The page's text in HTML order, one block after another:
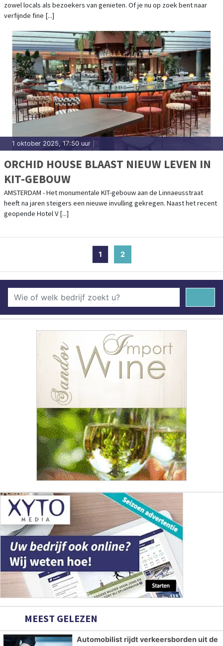
zowel locals als bezoekers van genieten. Of je nu op zoek bent naar
verfijnde fine [...]
1 oktober 2025, 17:50 uur
ORCHID HOUSE BLAAST NIEUW LEVEN IN
KIT-GEBOUW
AMSTERDAM - Het monumentale KIT-gebouw aan de Linnaeusstraat
heeft na jaren steigers een nieuwe invulling gekregen. Naast het recent
geopende Hotel V [...]
1 2(current)
MEEST GELEZEN
Automobilist rijdt verkeersborden uit de